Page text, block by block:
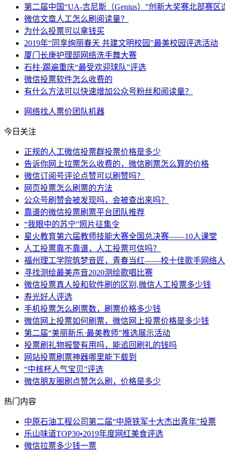
第二届中国“UA-吉尼斯（Genius）”创新大奖赛北部赛
微信文章人工怎么刷阅读量？
为什么投票可以拿钱买
2019年“同享绚丽春天 共建文明校园”最美校园评选活动
厦门长庚护理部网络洗手舞大赛
石柱·踢遍重庆“最受欢迎球队”评选
微信投票软件怎么收费的
有什么方法可以快速增加公众号粉丝和阅读量？
网络找人票价团队机器
今日关注
正规的人工微信投票群投票价格是多少
告诉你网上拉票怎么收费的，微信刷票怎么算的价格
微信订阅号评论点赞可以刷赞吗？
网页投票怎么刷票的方法
公众号刷赞会被发现吗，会被查出来吗？
靠谱的微信投票刷票平台团队推荐
“我眼中的苏宁”照片征集令
星火教育第六届教师技能大赛全国总决赛——10人课堂
人工投票靠不靠谱，人工投票可信吗？
福州理工学院筑梦音匠，青春当红——校十佳歌手网络
寻找测绘最美声音2020测绘歌唱比赛
微信投票真人投和软件刷的区别,微信人工投票多少钱
寿光好人评选
手机投票怎么刷票数，刷票价格多少钱
微信网上投票如何刷票，微信网上投票价格是多少钱
第二届“美丽新乐·最美教师”推选展示活动
投票刷礼物报警有用吗，能追回刷礼的钱吗
网站投票刷票神器哪里能下载到
“中核杯人气宝贝”评选
微信朋友圈刷点赞怎么刷，价格是多少
热门内容
中原石油工程公司第二届“中原铁军十大杰出青年”投票
乐山味道TOP30•2019年度网红美食评选
微信拉票多少钱一票